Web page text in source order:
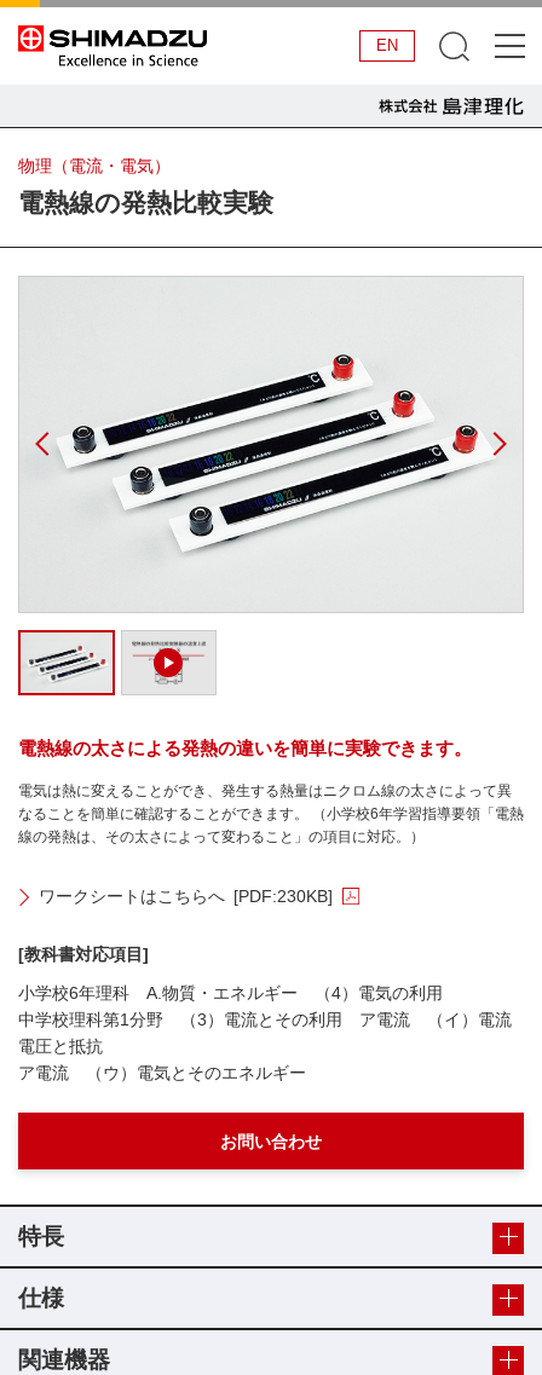
EN
物理（電流・電気）
電熱線の発熱比較実験
電熱線の太さによる発熱の違いを簡単に実験できます。
電気は熱に変えることができ、発生する熱量はニクロム線の太さによって異
なることを簡単に確認することができます。 （小学校6年学習指導要領「電熱
線の発熱は、その太さによって変わること」の項目に対応。）
ワークシートはこちらへ [PDF:230KB]
[教科書対応項目]
小学校6年理科 A.物質・エネルギー （4）電気の利用
中学校理科第1分野 （3）電流とその利用 ア電流 （イ）電流
電圧と抵抗
ア電流 （ウ）電気とそのエネルギー
お問い合わせ
Previous
特長
仕様
関連機器